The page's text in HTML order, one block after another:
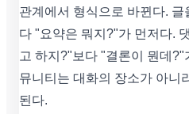
관계에서 형식으로 바뀐다.
다 "요약은 뭐지?"가 먼저다.
고 하지?"보다 "결론이 뭔데?"
뮤니티는 대화의 장소가 아니
된다.